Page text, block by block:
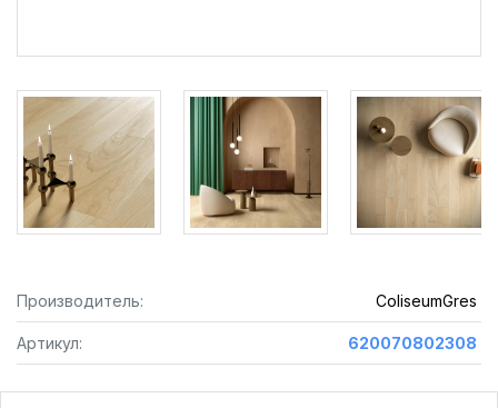
Производитель: ColiseumGres
Артикул: 620070802308